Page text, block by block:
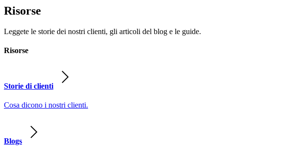
Risorse
Leggete le storie dei nostri clienti, gli articoli del blog e le guide.
Risorse
Storie di clienti
Cosa dicono i nostri clienti.
Blogs